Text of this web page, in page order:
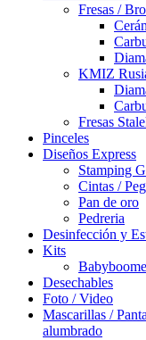
Fresas /
KMIZ
Fresas
Pinceles
Diseños Express
Stamping
Cintas /
Pan de oro
Pedreria
Desinfección y
Kits
Desechables
Foto / Video
Mascarillas /
alumbrado